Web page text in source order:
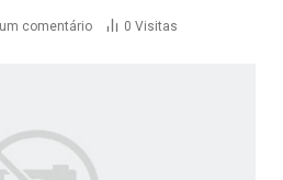
comentário 0 Visitas